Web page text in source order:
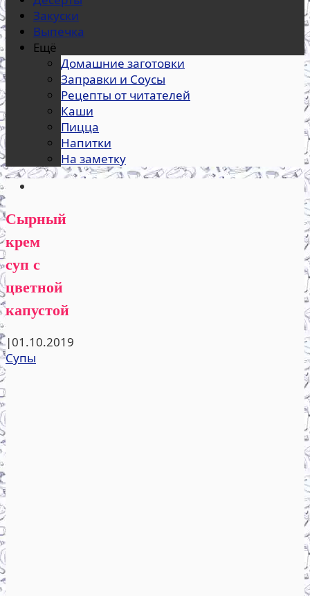
Закуски
Выпечка
Ещё
Домашние заготовки
Заправки и Соусы
Рецепты от читателей
Каши
Пицца
Напитки
На заметку
Сырный
крем
суп с
цветной
капустой
|01.10.2019
Супы